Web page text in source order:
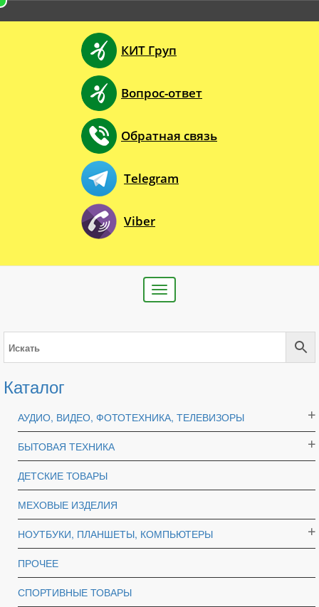
КИТ Груп
Вопрос-ответ
Обратная связь
Telegram
Viber
Toggle
navigation
Каталог
АУДИО, ВИДЕО, ФОТОТЕХНИКА, ТЕЛЕВИЗОРЫ
БЫТОВАЯ ТЕХНИКА
ДЕТСКИЕ ТОВАРЫ
МЕХОВЫЕ ИЗДЕЛИЯ
НОУТБУКИ, ПЛАНШЕТЫ, КОМПЬЮТЕРЫ
ПРОЧЕЕ
СПОРТИВНЫЕ ТОВАРЫ